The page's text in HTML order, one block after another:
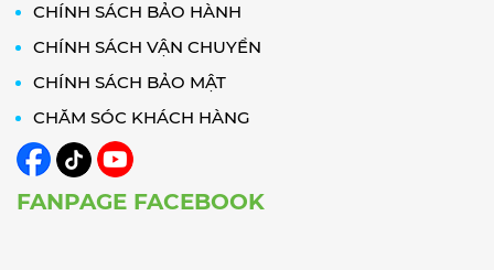
CHÍNH SÁCH BẢO HÀNH
CHÍNH SÁCH VẬN CHUYỂN
CHÍNH SÁCH BẢO MẬT
CHĂM SÓC KHÁCH HÀNG
FANPAGE FACEBOOK